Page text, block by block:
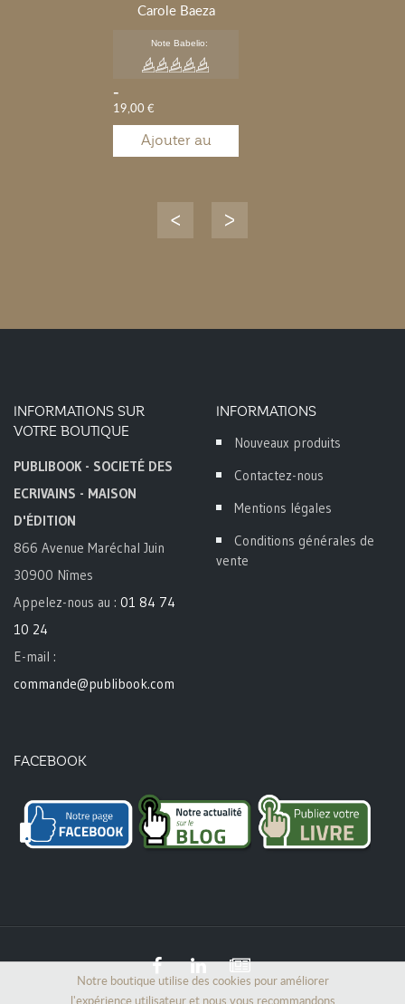
Carole Baeza
Note Babelio:
-
19,00 €
Ajouter au
INFORMATIONS SUR
VOTRE BOUTIQUE
PUBLIBOOK - SOCIETÉ DES
ECRIVAINS - MAISON
D'ÉDITION
866 Avenue Maréchal Juin
30900 Nîmes
Appelez-nous au : 01 84 74
10 24
E-mail :
commande@publibook.com
INFORMATIONS
Nouveaux produits
Contactez-nous
Mentions légales
Conditions générales de
vente
FACEBOOK
Notre boutique utilise des cookies pour améliorer
l'expérience utilisateur et nous vous recommandons